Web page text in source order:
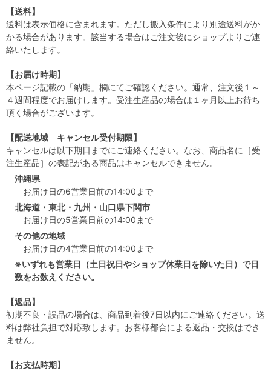
【送料】
送料は表示価格に含まれます。ただし搬入条件により別途送料がか
かる場合があります。該当する場合はご注文後にショップよりご連
絡いたします。
【お届け時期】
本ページ記載の「納期」欄にてご確認ください。通常、注文後１～
４週間程度でお届けします。受注生産品の場合は１ヶ月以上お待ち
頂く場合がございます。
【配送地域 キャンセル受付期限】
キャンセルは以下期日までにご連絡ください。なお、商品名に［受
注生産品］の表記がある商品はキャンセルできません。
沖縄県
お届け日の6営業日前の14:00まで
北海道・東北・九州・山口県下関市
お届け日の5営業日前の14:00まで
その他の地域
お届け日の4営業日前の14:00まで
※いずれも営業日（土日祝日やショップ休業日を除いた日）で日
数をお数えください。
【返品】
初期不良・誤品の場合は、商品到着後7日以内にご連絡ください。送
料は弊社負担で対応致します。お客様都合による返品・交換はでき
ません。
【お支払時期】